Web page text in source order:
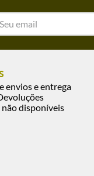
envios e entrega
disponíveis